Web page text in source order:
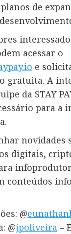
de
acessar o
e
gratuita. A
da STAY
para a
novidades
digitais,
conteúdos
@
@jpoliveira –